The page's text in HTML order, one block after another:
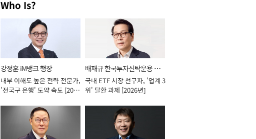
Who Is?
강정훈 iM뱅크 행장
내부 이해도 높은 전략 전문가,
'전국구 은행' 도약 속도 [2026
배재규 한국투자신탁운용 대
표이사 사장
국내 ETF 시장 선구자, '업계 3
위' 탈환 과제 [2026년]